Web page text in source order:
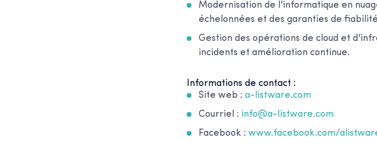
Modernisation de l'informatique en
échelonnées et des garanties de fiabilité
Gestion des opérations de cloud et
incidents et amélioration continue.
Informations de contact :
Site web : a-listware.com
Courriel : info@a-listware.com
Facebook : www.facebook.com/